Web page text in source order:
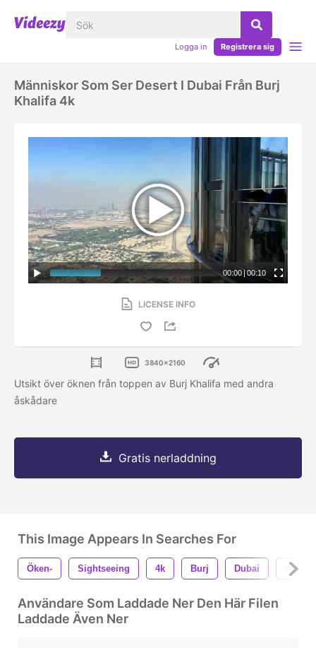
Logga in Registrera sig
Människor Som Ser Desert I Dubai Från Burj
Khalifa 4k
00:00|00:10
LICENSE INFO
3840x2160
Utsikt över öknen från toppen av Burj Khalifa med andra
åskådare
Gratis nerladdning
This Image Appears In Searches For
Öken- Sightseeing 4k Burj Dubai
Användare Som Laddade Ner Den Här Filen
Laddade Även Ner